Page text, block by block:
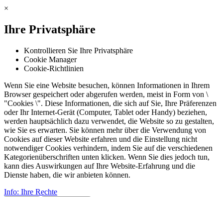
×
Ihre Privatsphäre
Kontrollieren Sie Ihre Privatsphäre
Cookie Manager
Cookie-Richtlinien
Wenn Sie eine Website besuchen, können Informationen in Ihrem
Browser gespeichert oder abgerufen werden, meist in Form von \
"Cookies \". Diese Informationen, die sich auf Sie, Ihre Präferenzen
oder Ihr Internet-Gerät (Computer, Tablet oder Handy) beziehen,
werden hauptsächlich dazu verwendet, die Website so zu gestalten,
wie Sie es erwarten. Sie können mehr über die Verwendung von
Cookies auf dieser Website erfahren und die Einstellung nicht
notwendiger Cookies verhindern, indem Sie auf die verschiedenen
Kategorienüberschriften unten klicken. Wenn Sie dies jedoch tun,
kann dies Auswirkungen auf Ihre Website-Erfahrung und die
Dienste haben, die wir anbieten können.
Info: Ihre Rechte